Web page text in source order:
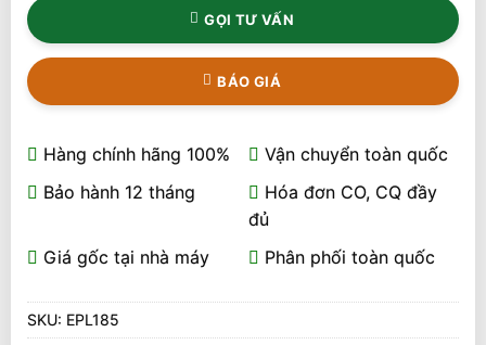
GỌI TƯ VẤN
BÁO GIÁ
Hàng chính hãng 100%
Vận chuyển toàn quốc
Bảo hành 12 tháng
Hóa đơn CO, CQ đầy
đủ
Giá gốc tại nhà máy
Phân phối toàn quốc
SKU: EPL185